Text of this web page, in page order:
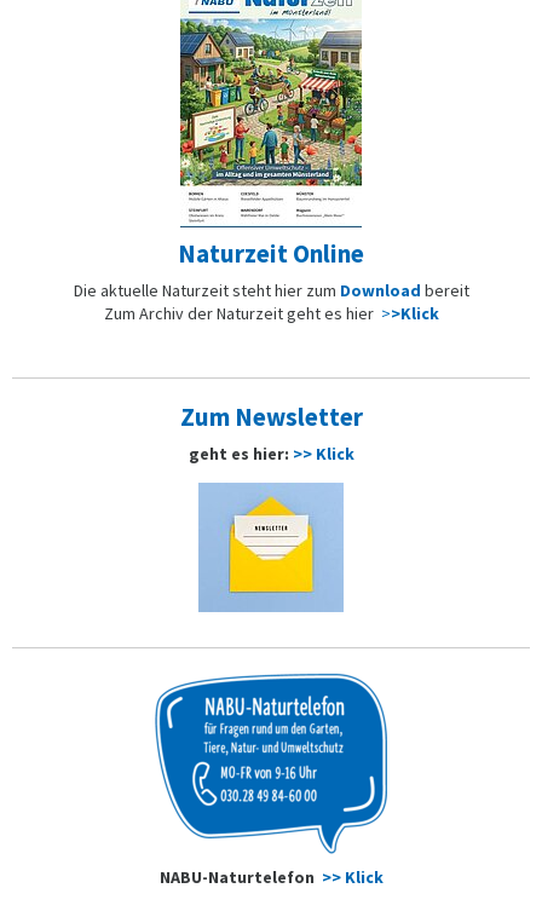
Naturzeit Online
Die aktuelle Naturzeit steht hier zum Download bereit
Zum Archiv der Naturzeit geht es hier >>Klick
Zum Newsletter
geht es hier: >> Klick
NABU-Naturtelefon >> Klick